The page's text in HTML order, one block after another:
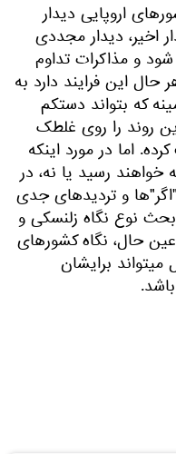
اروپایی دیدار
اخیر، دیدار مجددی
و مذاکرات تداوم
این فرایند دارد به
که بتواند دستکم
روند را روی غلطک
اما در مورد اینکه
خواهند رسید یا نه، در
و تردیدهای جدی
نوع نگاه زلنسکی و
حال، نگاه کشورهای
برایشان